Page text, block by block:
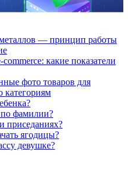
— принцип работы
какие показатели
фото товаров для
категориям
фамилии?
приседаниях?
ягодицы?
девушке?